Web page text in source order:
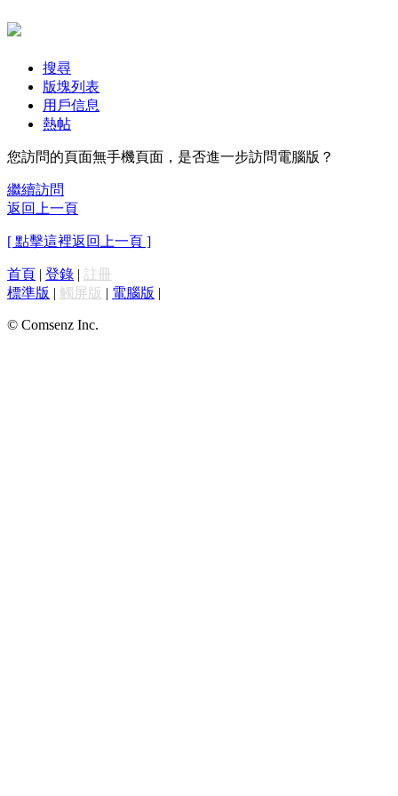
搜尋
版塊列表
用戶信息
熱帖
您訪問的頁面無手機頁面，是否進一步訪問電腦版？
繼續訪問
返回上一頁
[ 點擊這裡返回上一頁 ]
首頁 | 登錄 | 註冊
標準版 | 觸屏版 | 電腦版 |
© Comsenz Inc.